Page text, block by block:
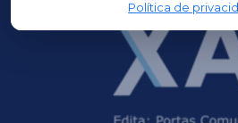
Política de